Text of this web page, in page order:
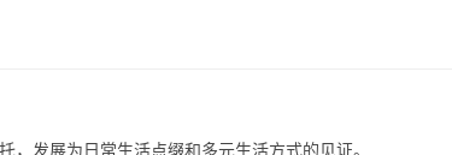
，发展为日常生活点缀和多元生活方式的见证。